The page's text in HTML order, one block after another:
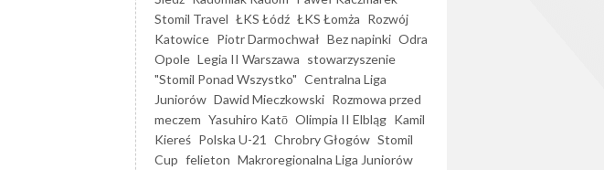
Stomil Travel ŁKS Łódź ŁKS Łomża Rozwój
Katowice Piotr Darmochwał Bez napinki Odra
Opole Legia II Warszawa stowarzyszenie
"Stomil Ponad Wszystko" Centralna Liga
Juniorów Dawid Mieczkowski Rozmowa przed
meczem Yasuhiro Katō Olimpia II Elbląg Kamil
Kiereś Polska U-21 Chrobry Głogów Stomil
Cup felieton Makroregionalna Liga Juniorów